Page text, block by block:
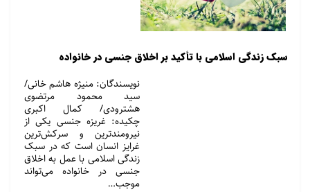
سبک زندگی اسلامی با تأکید بر اخلاق جنسی در خانواده
نویسندگان: منیژه هاشم خانی/
سید محمود مرتضوی
هشترودی/ کمال اکبری
چکیده: غریزه جنسی یکی از
نیرومندترین و سرکش‌ترین
غرایز انسان است که در سبک
زندگی اسلامی با عمل به اخلاق
جنسی در خانواده می‌تواند
موجب…